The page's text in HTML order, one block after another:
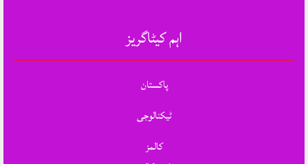
اہم کیٹاگریز
پاکستان
ٹیکنالوجی
کالمز